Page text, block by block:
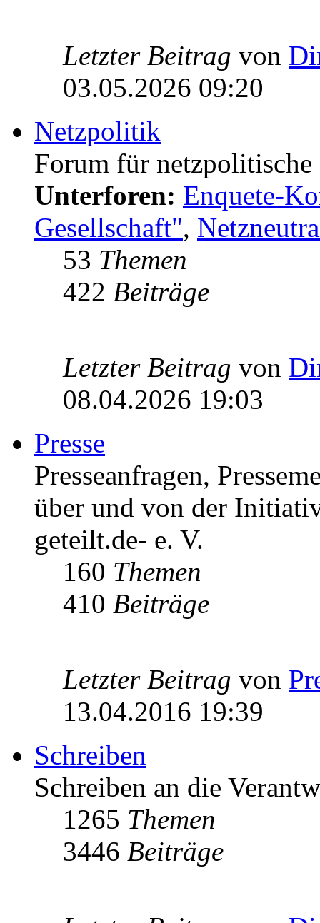
Letzter Beitrag von
03.05.2026 09:20
Netzpolitik
Forum für
Unterforen: Enquete-
Gesellschaft",
53 Themen
422 Beiträge
Letzter Beitrag von
08.04.2026 19:03
Presse
Presseanfragen,
über und von der
geteilt.de- e. V.
160 Themen
410 Beiträge
Letzter Beitrag von
13.04.2016 19:39
Schreiben
Schreiben an die
1265 Themen
3446 Beiträge